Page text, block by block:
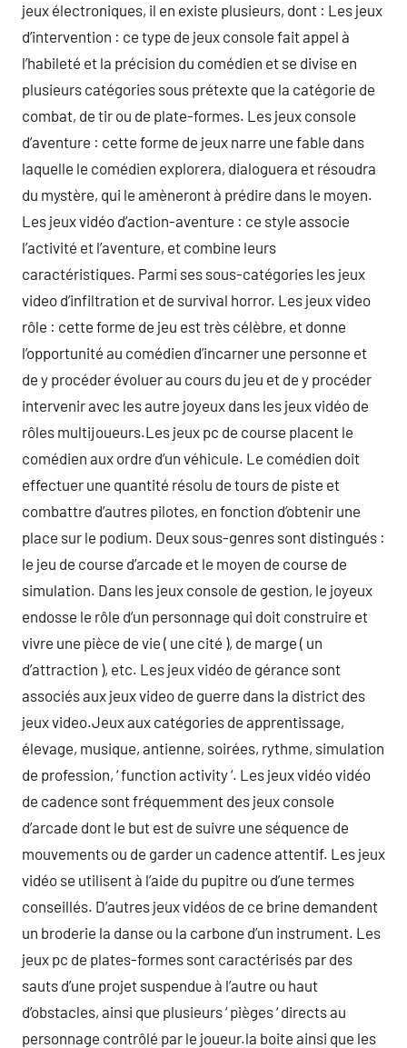
jeux électroniques, il en existe plusieurs, dont : Les jeux
d’intervention : ce type de jeux console fait appel à
l’habileté et la précision du comédien et se divise en
plusieurs catégories sous prétexte que la catégorie de
combat, de tir ou de plate-formes. Les jeux console
d’aventure : cette forme de jeux narre une fable dans
laquelle le comédien explorera, dialoguera et résoudra
du mystère, qui le amèneront à prédire dans le moyen.
Les jeux vidéo d’action-aventure : ce style associe
l’activité et l’aventure, et combine leurs
caractéristiques. Parmi ses sous-catégories les jeux
video d’infiltration et de survival horror. Les jeux video
rôle : cette forme de jeu est très célèbre, et donne
l’opportunité au comédien d’incarner une personne et
de y procéder évoluer au cours du jeu et de y procéder
intervenir avec les autre joyeux dans les jeux vidéo de
rôles multijoueurs.Les jeux pc de course placent le
comédien aux ordre d’un véhicule. Le comédien doit
effectuer une quantité résolu de tours de piste et
combattre d’autres pilotes, en fonction d’obtenir une
place sur le podium. Deux sous-genres sont distingués :
le jeu de course d’arcade et le moyen de course de
simulation. Dans les jeux console de gestion, le joyeux
endosse le rôle d’un personnage qui doit construire et
vivre une pièce de vie ( une cité ), de marge ( un
d’attraction ), etc. Les jeux vidéo de gérance sont
associés aux jeux video de guerre dans la district des
jeux video.Jeux aux catégories de apprentissage,
élevage, musique, antienne, soirées, rythme, simulation
de profession, ‘ function activity ‘. Les jeux vidéo vidéo
de cadence sont fréquemment des jeux console
d’arcade dont le but est de suivre une séquence de
mouvements ou de garder un cadence attentif. Les jeux
vidéo se utilisent à l’aide du pupitre ou d’une termes
conseillés. D’autres jeux vidéos de ce brine demandent
un broderie la danse ou la carbone d’un instrument. Les
jeux pc de plates-formes sont caractérisés par des
sauts d’une projet suspendue à l’autre ou haut
d’obstacles, ainsi que plusieurs ‘ pièges ‘ directs au
personnage contrôlé par le joueur.la boite ainsi que les